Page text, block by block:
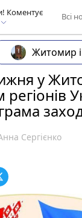
Коментує
Всі
Житомир
у
Сергієнко